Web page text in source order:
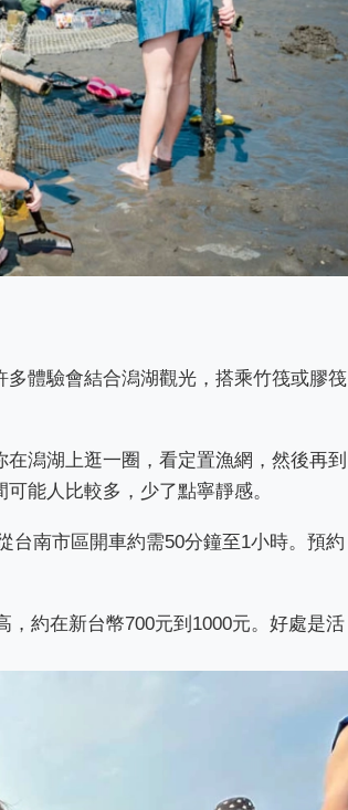
體驗會結合潟湖觀光，搭乘竹筏或膠筏
潟湖上逛一圈，看定置漁網，然後再到
能人比較多，少了點寧靜感。
台南市區開車約需50分鐘至1小時。預約
約在新台幣700元到1000元。好處是活